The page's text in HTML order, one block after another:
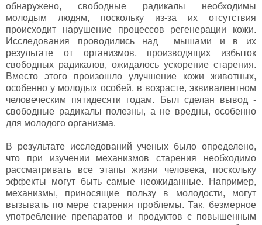
обнаружено, свободные радикалы необходимы
молодым людям, поскольку из-за их отсутствия
происходит нарушение процессов регенерации кожи.
Исследования проводились над мышами и в их
результате от организмов, производящих избыток
свободных радикалов, ожидалось ускорение старения.
Вместо этого произошло улучшение кожи животных,
особенно у молодых особей, в возрасте, эквивалентном
человеческим пятидесяти годам. Был сделан вывод -
свободные радикалы полезны, а не вредны, особенно
для молодого организма.
В результате исследований ученых было определено,
что при изучении механизмов старения необходимо
рассматривать все этапы жизни человека, поскольку
эффекты могут быть самые неожиданные. Например,
механизмы, приносящие пользу в молодости, могут
вызывать по мере старения проблемы. Так, безмерное
употребление препаратов и продуктов с повышенным